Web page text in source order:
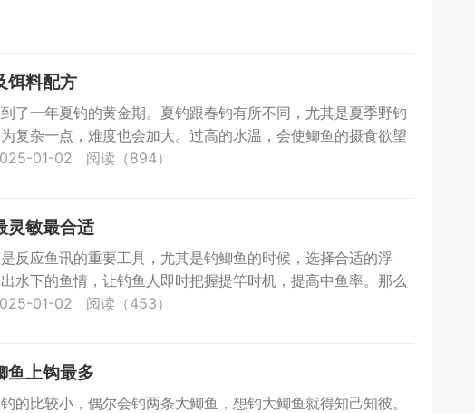
饵料配方
了一年夏钓的黄金期。夏钓跟春钓有所不同，尤其是夏季野钓
复杂一点，难度也会加大。过高的水温，会使鲫鱼的摄食欲望
01-02 阅读（894）
灵敏最合适
反应鱼讯的重要工具，尤其是钓鲫鱼的时候，选择合适的浮
水下的鱼情，让钓鱼人即时把握提竿时机，提高中鱼率。那么
01-02 阅读（453）
鱼上钩最多
的比较小，偶尔会钓两条大鲫鱼，想钓大鲫鱼就得知己知彼。